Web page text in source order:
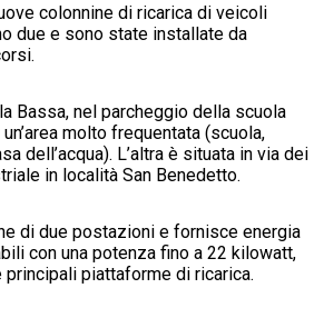
colonnine di ricarica di veicoli
due e sono state installate da
Bassa, nel parcheggio della scuola
molto frequentata (scuola,
dell’acqua). L’altra è situata in via dei
in località San Benedetto.
di due postazioni e fornisce energia
con una potenza fino a 22 kilowatt,
piattaforme di ricarica.